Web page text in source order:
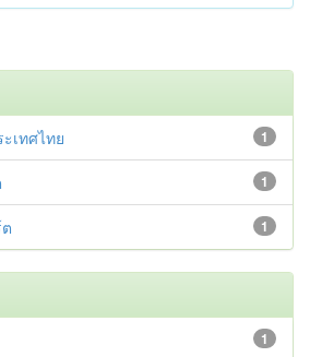
1
เทศไทย
1
1
1